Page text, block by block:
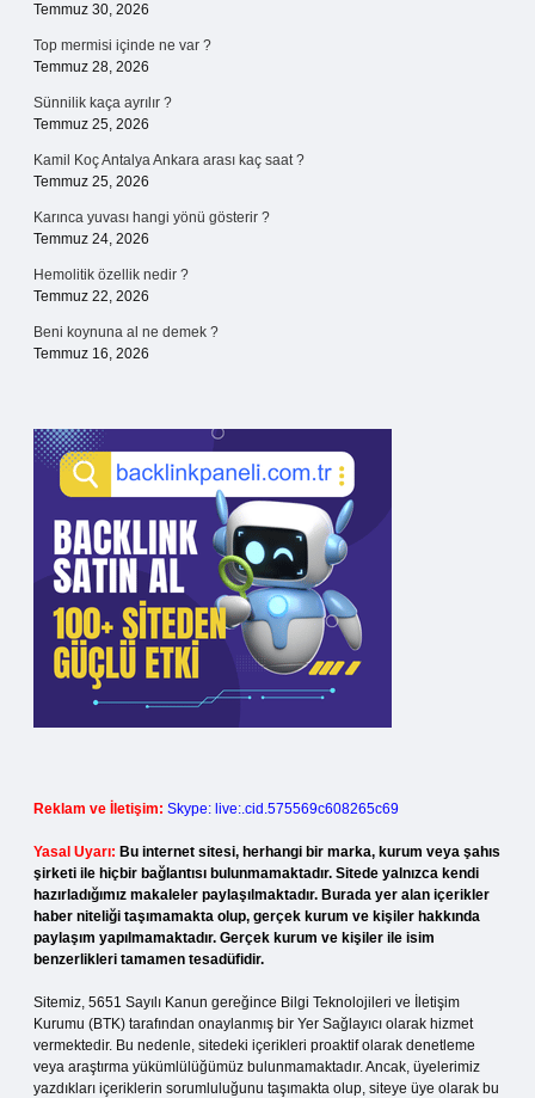
Temmuz 30, 2026
Top mermisi içinde ne var ?
Temmuz 28, 2026
Sünnilik kaça ayrılır ?
Temmuz 25, 2026
Kamil Koç Antalya Ankara arası kaç saat ?
Temmuz 25, 2026
Karınca yuvası hangi yönü gösterir ?
Temmuz 24, 2026
Hemolitik özellik nedir ?
Temmuz 22, 2026
Beni koynuna al ne demek ?
Temmuz 16, 2026
Reklam ve İletişim: Skype: live:.cid.575569c608265c69
Yasal Uyarı: Bu internet sitesi, herhangi bir marka, kurum veya şahıs
şirketi ile hiçbir bağlantısı bulunmamaktadır. Sitede yalnızca kendi
hazırladığımız makaleler paylaşılmaktadır. Burada yer alan içerikler
haber niteliği taşımamakta olup, gerçek kurum ve kişiler hakkında
paylaşım yapılmamaktadır. Gerçek kurum ve kişiler ile isim
benzerlikleri tamamen tesadüfidir.
Sitemiz, 5651 Sayılı Kanun gereğince Bilgi Teknolojileri ve İletişim
Kurumu (BTK) tarafından onaylanmış bir Yer Sağlayıcı olarak hizmet
vermektedir. Bu nedenle, sitedeki içerikleri proaktif olarak denetleme
veya araştırma yükümlülüğümüz bulunmamaktadır. Ancak, üyelerimiz
yazdıkları içeriklerin sorumluluğunu taşımakta olup, siteye üye olarak bu